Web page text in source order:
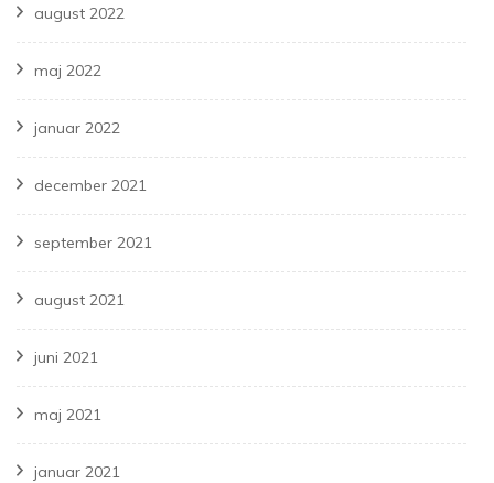
august 2022
maj 2022
januar 2022
december 2021
september 2021
august 2021
juni 2021
maj 2021
januar 2021